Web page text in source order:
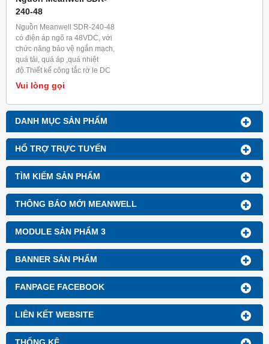
DANH MỤC SẢN PHẨM
HỔ TRỢ TRỰC TUYẾN
TÌM KIẾM SẢN PHẨM
THÔNG BÁO MỚI MEANWELL
MODULE SẢN PHẨM 3
BANNER SẢN PHẨM
FANPAGE FACEBOOK
LIÊN KẾT WEBSITE
240-48
Nguồn Meanwell SDR-240-48
có điện áp ngõ ra 48VDC, với
chức năng bảo vệ ngắn mạch,
quá tải, quá áp ,quá nhiệt
độ.Thiết kế công tắc rờ le DC
OK.Thường lắp trong tủ điện và
tủ điều khiển dùng trong công
nghiệp.
Vui lòng gọi